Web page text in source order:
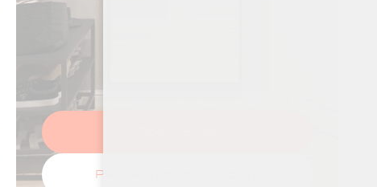
Рассчитать стоимость